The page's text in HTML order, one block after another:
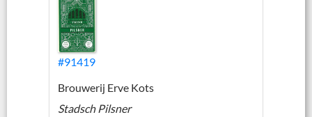
#91419
Brouwerij Erve Kots
Stadsch Pilsner